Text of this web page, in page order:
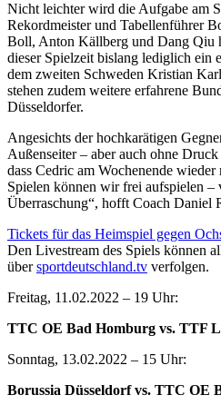
Nicht leichter wird die Aufgabe am
Rekordmeister und Tabellenführer
Boll, Anton Källberg und Dang Qiu
dieser Spielzeit bislang lediglich ein
dem zweiten Schweden Kristian
stehen zudem weitere erfahrene
Düsseldorfer.
Angesichts der hochkarätigen
Außenseiter – aber auch ohne
dass Cedric am Wochenende
Spielen können wir frei aufspielen –
Überraschung“, hofft Coach Daniel
Tickets für das Heimspiel gegen
Den Livestream des Spiels können
übersportdeutschland.tv verfolgen.
Freitag, 11.02.2022 – 19 Uhr:
TTC OE Bad Homburg vs. TTF
Sonntag, 13.02.2022 – 15 Uhr:
Borussia Düsseldorf vs. TTC OE